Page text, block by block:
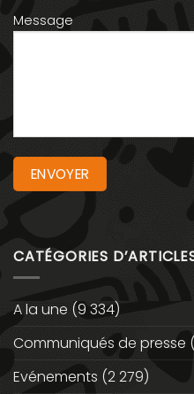
Message
CATÉGORIES
A la une (9 334)
Communiqués de presse
Evénements (2 279)